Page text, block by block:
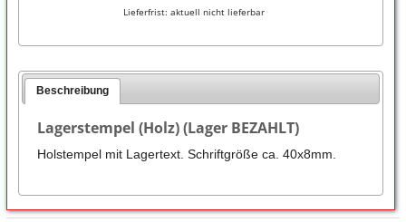
Lieferfrist: aktuell nicht lieferbar
Beschreibung
Lagerstempel (Holz) (Lager BEZAHLT)
Holstempel mit Lagertext. Schriftgröße ca. 40x8mm.